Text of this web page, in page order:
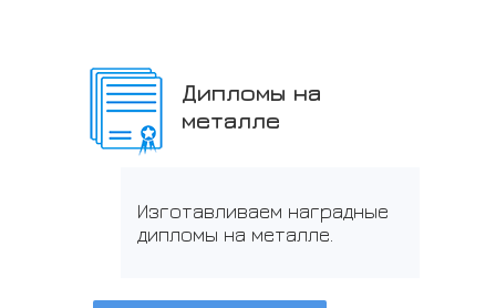
Дипломы на
металле
Изготавливаем наградные
дипломы на металле.